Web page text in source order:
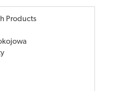
Products